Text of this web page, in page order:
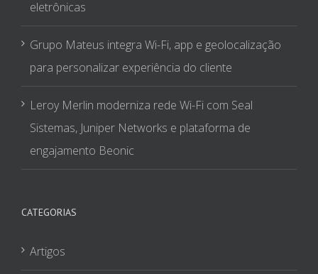
eletrônicas
Grupo Mateus integra Wi-Fi, app e geolocalização
para personalizar experiência do cliente
Leroy Merlin moderniza rede Wi-Fi com Seal
Sistemas, Juniper Networks e plataforma de
engajamento Beonic
CATEGORIAS
Artigos